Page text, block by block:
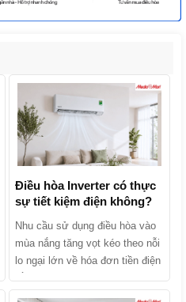
Điều hòa Inverter có thực
sự tiết kiệm điện không?
Nhu cầu sử dụng điều hòa vào
mùa nắng tăng vọt kéo theo nỗi
lo ngại lớn về hóa đơn tiền điện